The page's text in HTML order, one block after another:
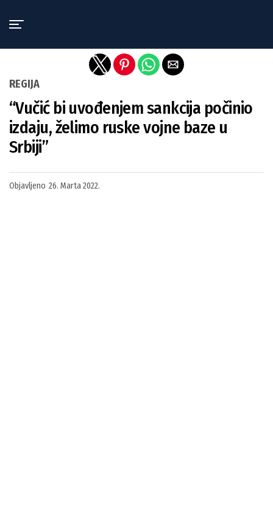
REGIJA
“Vučić bi uvođenjem sankcija počinio
izdaju, želimo ruske vojne baze u
Srbiji”
Objavljeno 26. Marta 2022.